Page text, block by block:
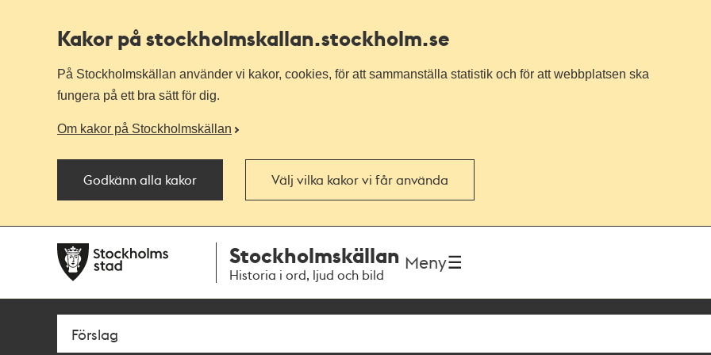
Kakor på stockholmskallan.stockholm.se
På Stockholmskällan använder vi kakor, cookies, för att sammanställa statistik och för att webbplatsen ska
fungera på ett bra sätt för dig.
Om kakor på Stockholmskällan
Godkänn alla kakor Välj vilka kakor vi får använda
navigationen
huvudinnehållet
Stockholmskällan
Historia i ord, ljud och bild
Meny
Sök